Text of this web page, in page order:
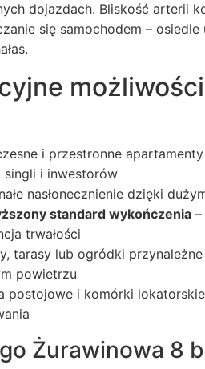
dojazdach. Bliskość arterii
się samochodem –
i przestronne
singli i inwestorów
nasłonecznienie dzięki
standard wykończenia
trwałości
tarasy lub ogródki
powietrzu
postojowe i komórki
Żurawinowa 8